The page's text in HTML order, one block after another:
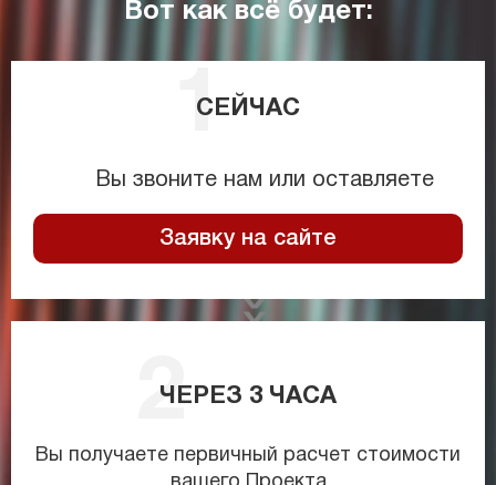
Вот как всё будет:
СЕЙЧАС
Вы звоните нам или оставляете
Заявку на сайте
ЧЕРЕЗ 3 ЧАСА
Вы получаете первичный расчет стоимости